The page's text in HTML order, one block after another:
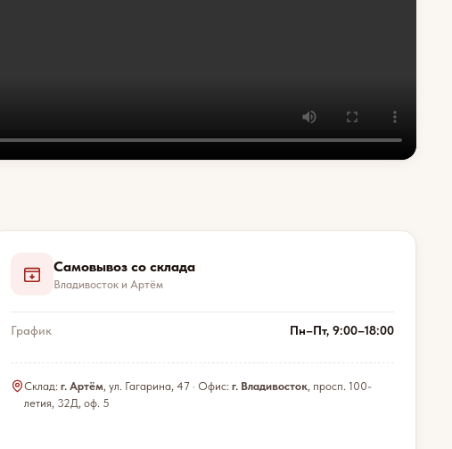
Самовывоз со склада
Владивосток и Артём
График Пн–Пт, 9:00–18:00
Склад: г. Артём, ул. Гагарина, 47 · Офис: г. Владивосток, просп. 100-
летия, 32Д, оф. 5